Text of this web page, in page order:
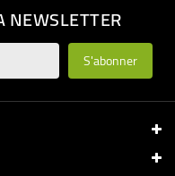
NEWSLETTER